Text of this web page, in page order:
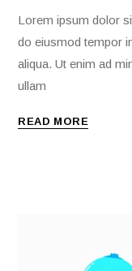
Lorem ipsum dolor
do eiusmod tempor
aliqua. Ut enim ad
ullam
READ MORE